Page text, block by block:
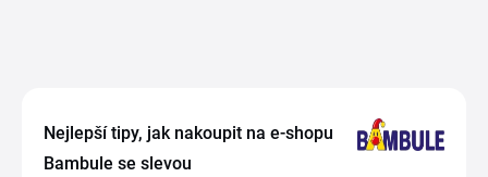
Nejlepší tipy, jak nakoupit na e-shopu
Bambule se slevou